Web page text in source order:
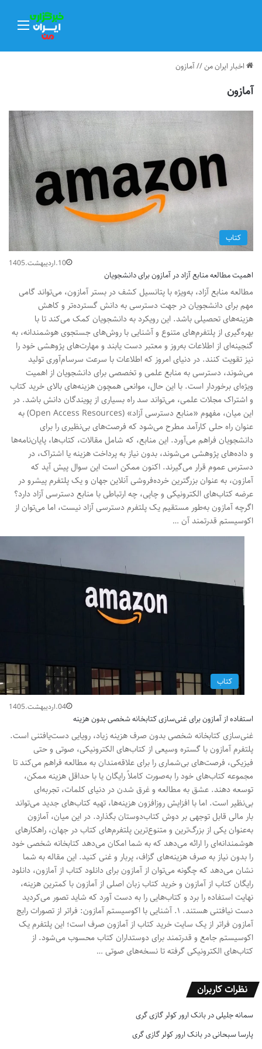
اخبار ایران من//آمازون
آمازون
کتاب
10.اردیبهشت.1405
اهمیت مطالعه منابع آزاد در آمازون برای دانشجویان
مطالعه منابع آزاد، به‌ویژه با پتانسیل کشف در بستر آمازون، می‌تواند گامی
مهم برای دانشجویان در جهت دسترسی به دانش گسترده‌تر و کاهش
هزینه‌های تحصیلی باشد. این رویکرد به دانشجویان کمک می‌کند تا با
بهره‌گیری از پلتفرم‌های متنوع و آشنایی با روش‌های جستجوی هوشمندانه، به
گنجینه‌ای از اطلاعات به‌روز و معتبر دست یابند و مهارت‌های پژوهشی خود را
نیز تقویت کنند. در دنیای امروز که اطلاعات با سرعت سرسام‌آوری تولید
می‌شوند، دسترسی به منابع علمی و تخصصی برای دانشجویان از اهمیت
ویژه‌ای برخوردار است. با این حال، موانعی همچون هزینه‌های بالای خرید کتاب
و اشتراک مجلات علمی، می‌تواند سد راه بسیاری از پویندگان دانش باشد. در
این میان، مفهوم «منابع دسترسی آزاد» (Open Access Resources) به
عنوان راه حلی کارآمد مطرح می‌شود که فرصت‌های بی‌نظیری را برای
دانشجویان فراهم می‌آورد. این منابع، که شامل مقالات، کتاب‌ها، پایان‌نامه‌ها
و داده‌های پژوهشی می‌شوند، بدون نیاز به پرداخت هزینه یا اشتراک، در
دسترس عموم قرار می‌گیرند. اکنون ممکن است این سوال پیش آید که
آمازون، به عنوان بزرگترین خرده‌فروشی آنلاین جهان و یک پلتفرم پیشرو در
عرضه کتاب‌های الکترونیکی و چاپی، چه ارتباطی با منابع دسترسی آزاد دارد؟
اگرچه آمازون به‌طور مستقیم یک پلتفرم دسترسی آزاد نیست، اما می‌توان از
اکوسیستم قدرتمند آن …
کتاب
04.اردیبهشت.1405
استفاده از آمازون برای غنی‌سازی کتابخانه شخصی بدون هزینه
غنی‌سازی کتابخانه شخصی بدون صرف هزینه زیاد، رویایی دست‌یافتنی است.
پلتفرم آمازون با گستره وسیعی از کتاب‌های الکترونیکی، صوتی و حتی
فیزیکی، فرصت‌های بی‌شماری را برای علاقه‌مندان به مطالعه فراهم می‌کند تا
مجموعه کتاب‌های خود را به‌صورت کاملاً رایگان یا با حداقل هزینه ممکن،
توسعه دهند. عشق به مطالعه و غرق شدن در دنیای کلمات، تجربه‌ای
بی‌نظیر است. اما با افزایش روزافزون هزینه‌ها، تهیه کتاب‌های جدید می‌تواند
بار مالی قابل توجهی بر دوش کتاب‌دوستان بگذارد. در این میان، آمازون
به‌عنوان یکی از بزرگ‌ترین و متنوع‌ترین پلتفرم‌های کتاب در جهان، راهکارهای
هوشمندانه‌ای را ارائه می‌دهد که به شما امکان می‌دهد کتابخانه شخصی خود
را بدون نیاز به صرف هزینه‌های گزاف، پربار و غنی کنید. این مقاله به شما
نشان می‌دهد که چگونه می‌توان از آمازون برای دانلود کتاب از آمازون، دانلود
رایگان کتاب از آمازون و خرید کتاب زبان اصلی از آمازون با کمترین هزینه،
نهایت استفاده را برد و کتاب‌هایی را به دست آورد که شاید تصور می‌کردید
دست نیافتنی هستند. ۱. آشنایی با اکوسیستم آمازون: فراتر از تصورات رایج
آمازون فراتر از یک سایت خرید کتاب از آمازون صرف است؛ این پلتفرم یک
اکوسیستم جامع و قدرتمند برای دوستداران کتاب محسوب می‌شود. از
کتاب‌های الکترونیکی گرفته تا نسخه‌های صوتی …
نظرات کاربران
سمانه جلیلیدر بانک ارور کولر گازی گری
پارسا سبحانیدر بانک ارور کولر گازی گری